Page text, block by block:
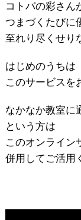
コトバの彩さん
つまづくたびに
至れり尽くせり
はじめのうちは
このサービスを
なかなか教室
という方は
このオンライン
併用してご活用